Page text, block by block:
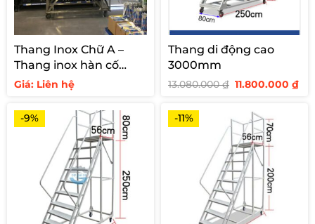
Thang Inox Chữ A –
Thang inox hàn cố
định cho siêu thị
Giá: Liên hệ
Thang di động cao
3000mm
13.080.000₫ Giá
gốc
13.080.000 ₫.
11.800.000₫Giá
-9% -11%